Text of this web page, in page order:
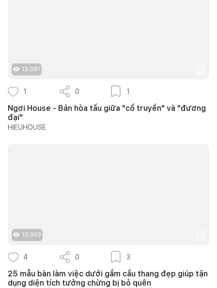
13.081
1 0 1
Ngơi House - Bản hòa tấu giữa "cổ truyền" và "đương
đại"
HIEUHOUSE
10.369
4 0 3
25 mẫu bàn làm việc dưới gầm cầu thang đẹp giúp tận
dụng diện tích tưởng chừng bị bỏ quên